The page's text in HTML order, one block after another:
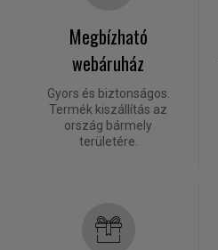
Megbízható
webáruház
Gyors és biztonságos.
Termék kiszállítás az
ország bármely
területére.